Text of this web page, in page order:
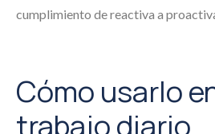
cumplimiento de reactiva a
Cómo usarlo
trabajo diario